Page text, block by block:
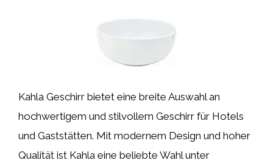
Kahla Geschirr bietet eine breite Auswahl an
hochwertigem und stilvollem Geschirr für Hotels
und Gaststätten. Mit modernem Design und hoher
Qualität ist Kahla eine beliebte Wahl unter